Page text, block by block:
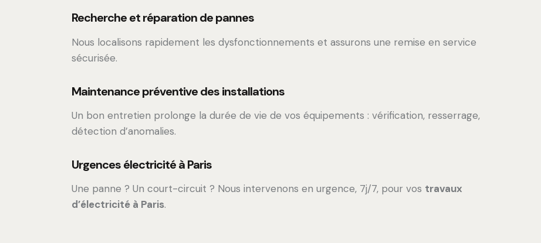
Recherche et réparation de pannes
Nous localisons rapidement les dysfonctionnements et assurons une remise en service
sécurisée.
Maintenance préventive des installations
Un bon entretien prolonge la durée de vie de vos équipements : vérification, resserrage,
détection d’anomalies.
Urgences électricité à Paris
Une panne ? Un court-circuit ? Nous intervenons en urgence, 7j/7, pour vos travaux
d’électricité à Paris.